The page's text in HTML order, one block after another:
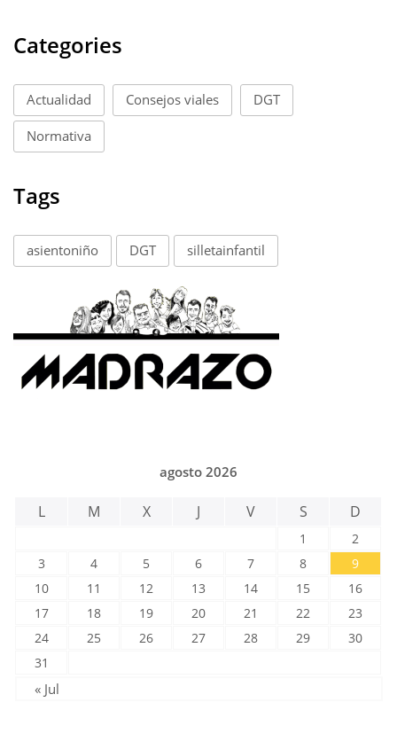
Categories
Actualidad Consejos viales DGT
Normativa
Tags
asientoniño DGT silletainfantil
agosto 2026
L M X J V S D
1
2
3
4 5 6 7 8
9
10
11 12 13 14 15
16
17
18 19 20 21 22
23
24
25 26 27 28 29
30
31
« Jul